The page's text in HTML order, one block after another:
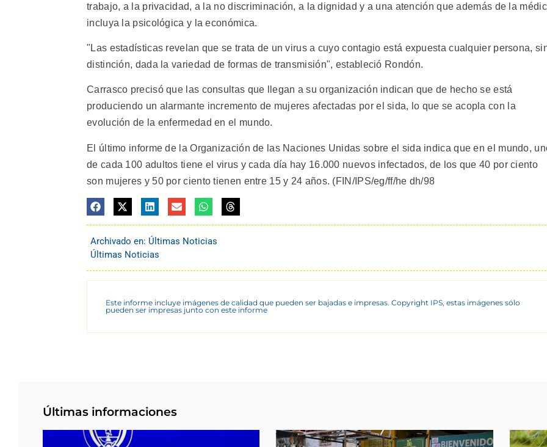
trabajo, a la privacidad, a la no discriminación, a la dignidad y a una atención que además de la
incluya la psicológica y la económica.
"Las estadísticas revelan que se trata de un virus a cuyo contagio está expuesta cualquier persona,
distinción, dada la variedad de formas de transmisión", estableció Rondón.
Carrasco precisó que las consultas que llegan a su organización indican que de hecho se está
produciendo un alarmante incremento de mujeres afectadas por el sida, lo que se acopla con la
evolución de la enfermedad en el mundo.
El último informe de la Organización de las Naciones Unidas sobre el sida indica que en el mundo,
de cada 100 adultos tiene el virus y cada día hay 16.000 nuevos infectados, de los que 40 por ciento
son mujeres y 50 por ciento tienen entre 15 y 24 años. (FIN/IPS/eg/ff/he dh/98
Archivado en: Últimas Noticias
Últimas Noticias
Este informe incluye imágenes de calidad que pueden ser bajadas e impresas. Copyright IPS, estas imágenes sólo
pueden ser impresas junto con este informe
Últimas informaciones